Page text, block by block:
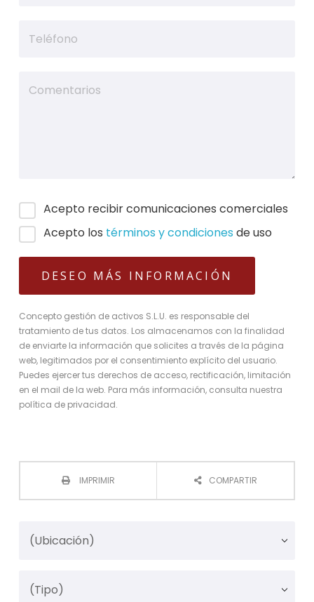
Acepto recibir comunicaciones comerciales
Acepto los términos y condiciones de uso
Concepto gestión de activos S.L.U. es responsable del
tratamiento de tus datos. Los almacenamos con la finalidad
de enviarte la información que solicites a través de la página
web, legitimados por el consentimiento explícito del usuario.
Puedes ejercer tus derechos de acceso, rectificación, limitación
en el mail de la web. Para más información, consulta nuestra
política de privacidad.
IMPRIMIR COMPARTIR